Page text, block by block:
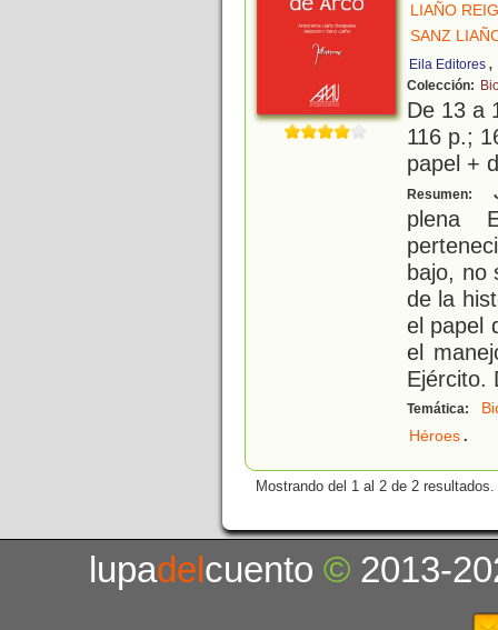
LIAÑO
SANZ
Eila Editores ,
Colección:
De 13 a
116 p.;
papel +
Resumen:
plena
bajo, no
de la
el papel
el
Ejército.
Temática:
Héroes.
Mostrando del 1 al 2 de 2 resultados.
lupadelcuento© 2013-